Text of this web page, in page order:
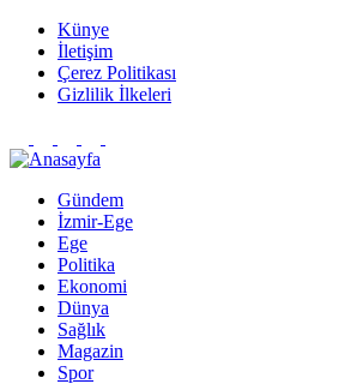
Künye
İletişim
Çerez Politikası
Gizlilik İlkeleri
Gündem
İzmir-Ege
Ege
Politika
Ekonomi
Dünya
Sağlık
Magazin
Spor